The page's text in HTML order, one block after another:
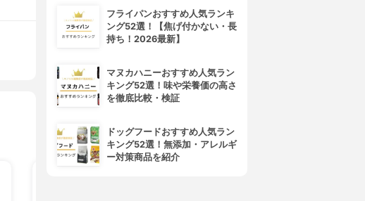
フライパンおすすめ人気ランキ
ング52選！【焦げ付かない・長
持ち！2026最新】
マヌカハニーおすすめ人気ラン
キング52選！味や栄養価の高さ
を徹底比較・検証
ドッグフードおすすめ人気ラン
キング52選！無添加・アレルギ
ー対策商品を紹介